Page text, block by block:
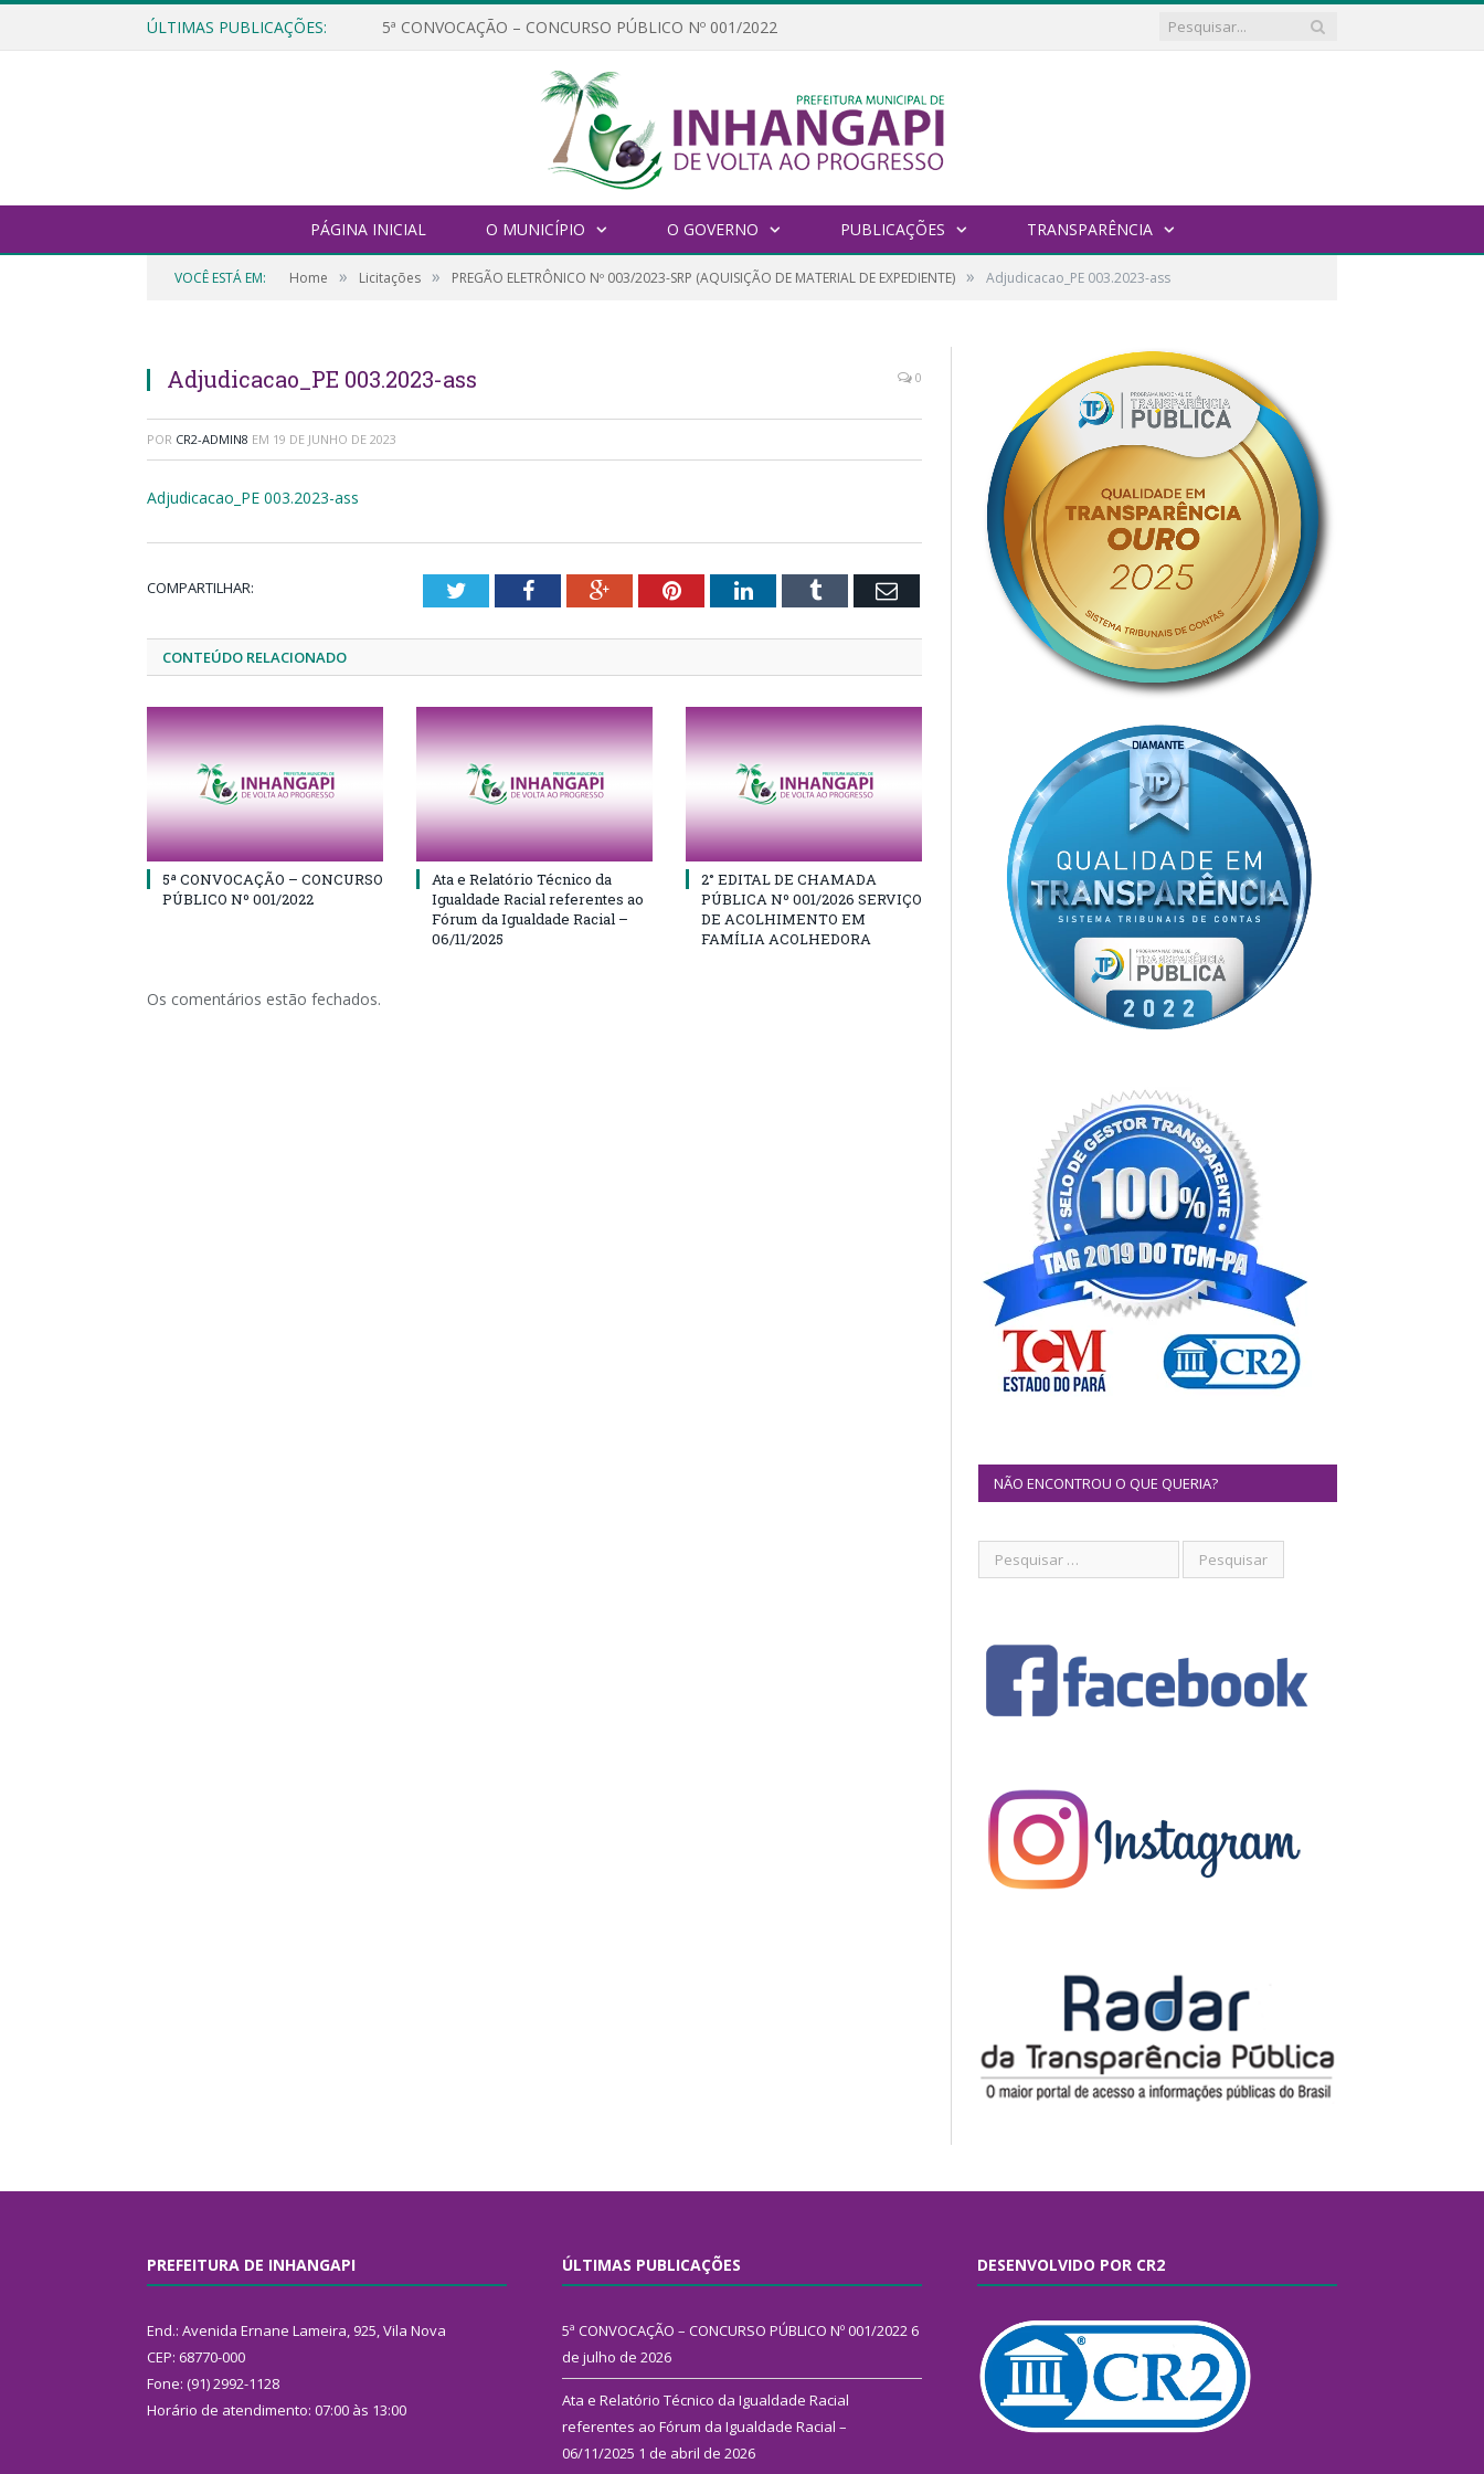
ÚLTIMAS PUBLICAÇÕES: 5ª CONVOCAÇÃO – CONCURSO PÚBLICO Nº 001/2022
PÁGINA INICIAL O MUNICÍPIO O GOVERNO PUBLICAÇÕES TRANSPARÊNCIA
VOCÊ ESTÁ EM: Home » Licitações » PREGÃO ELETRÔNICO Nº 003/2023-SRP (AQUISIÇÃO DE MATERIAL DE EXPEDIENTE) » Adjudicacao_PE 003.2023-ass
Adjudicacao_PE 003.2023-ass 0
POR CR2-ADMIN8 EM 19 DE JUNHO DE 2023
Adjudicacao_PE 003.2023-ass
COMPARTILHAR: TwitterFacebookGoogle+PinterestLinkedInTumblr Email
CONTEÚDO RELACIONADO
5ª CONVOCAÇÃO – CONCURSO
PÚBLICO Nº 001/2022
Ata e Relatório Técnico da
Igualdade Racial referentes ao
Fórum da Igualdade Racial –
06/11/2025
2° EDITAL DE CHAMADA
PÚBLICA Nº 001/2026 SERVIÇO
DE ACOLHIMENTO EM
FAMÍLIA ACOLHEDORA
Os comentários estão fechados.
NÃO ENCONTROU O QUE QUERIA?
PREFEITURA DE INHANGAPI
End.: Avenida Ernane Lameira, 925, Vila Nova
CEP: 68770-000
Fone: (91) 2992-1128
Horário de atendimento: 07:00 às 13:00
ÚLTIMAS PUBLICAÇÕES
5ª CONVOCAÇÃO – CONCURSO PÚBLICO Nº 001/2022 6
de julho de 2026
Ata e Relatório Técnico da Igualdade Racial
referentes ao Fórum da Igualdade Racial –
06/11/2025 1 de abril de 2026
DESENVOLVIDO POR CR2